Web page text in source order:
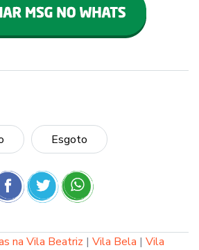
Esgoto
na Vila Beatriz | Vila Bela | Vila